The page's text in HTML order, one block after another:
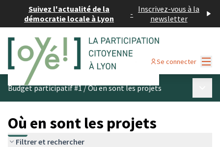
Suivez l'actualité de la
démocratie locale à Lyon
- Inscrivez-vous à la
newsletter
Se connecter
Budget participatif #1/Où en sont les projets
Où en sont les projets
Filtrer et rechercher